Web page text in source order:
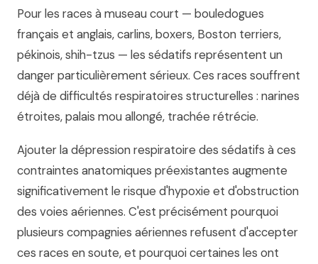
Pour les races à museau court — bouledogues
français et anglais, carlins, boxers, Boston terriers,
pékinois, shih-tzus — les sédatifs représentent un
danger particulièrement sérieux. Ces races souffrent
déjà de difficultés respiratoires structurelles : narines
étroites, palais mou allongé, trachée rétrécie.
Ajouter la dépression respiratoire des sédatifs à ces
contraintes anatomiques préexistantes augmente
significativement le risque d'hypoxie et d'obstruction
des voies aériennes. C'est précisément pourquoi
plusieurs compagnies aériennes refusent d'accepter
ces races en soute, et pourquoi certaines les ont